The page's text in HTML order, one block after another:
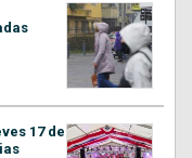
17 de